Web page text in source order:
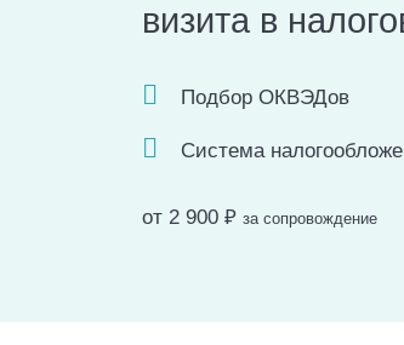
визита в
Подбор ОКВЭДов
Система
от 2 900 ₽ за сопровождение